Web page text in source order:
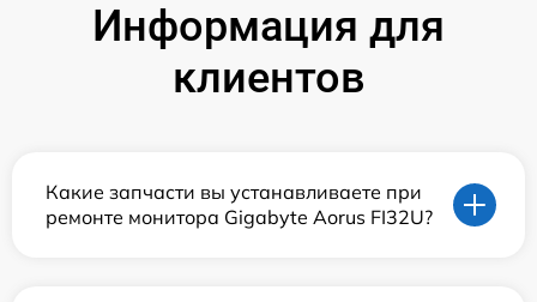
Информация для
клиентов
Какие запчасти вы устанавливаете при
ремонте монитора Gigabyte Aorus FI32U?